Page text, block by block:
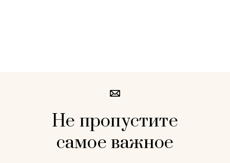
Не пропустите
самое важное